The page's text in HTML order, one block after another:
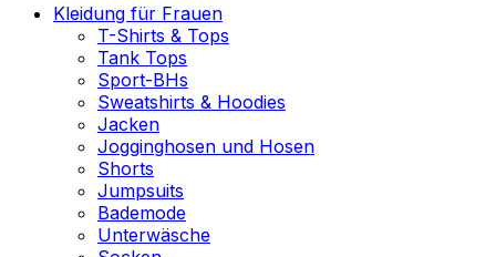
Kleidung für Frauen
T-Shirts & Tops
Tank Tops
Sport-BHs
Sweatshirts & Hoodies
Jacken
Jogginghosen und Hosen
Shorts
Jumpsuits
Bademode
Unterwäsche